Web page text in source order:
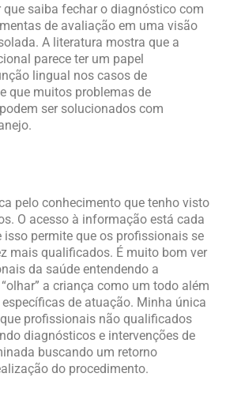
saiba fechar o diagnóstico com
de avaliação em uma visão
A literatura mostra que a
parece ter um papel
lingual nos casos de
que muitos problemas de
ser solucionados com
pelo conhecimento que tenho visto
O acesso à informação está cada
permite que os profissionais se
mais qualificados. É muito bom ver
da saúde entendendo a
a criança como um todo além
de atuação. Minha única
profissionais não qualificados
diagnósticos e intervenções de
buscando um retorno
do procedimento.